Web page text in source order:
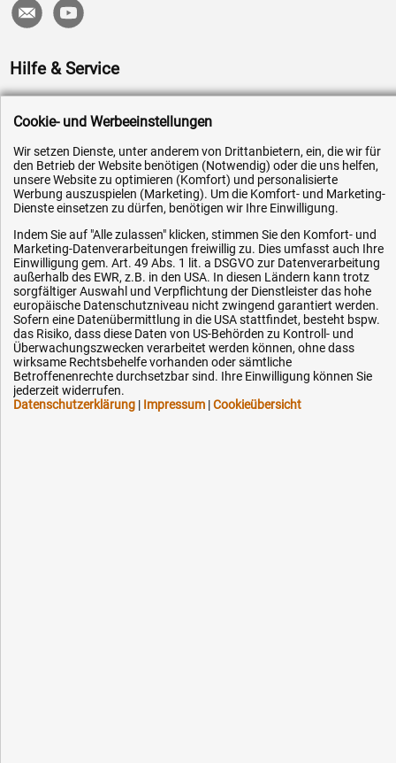
Hilfe & Service
Zahlungsarten
Service
AGB / Widerrufsrecht
Datenschutz
Impressum
Karriere
OEM-Ersatzteile
Technik-Hilfe
Downloads
Kontakt
Ihre Hytec-Hydraulik Vorteile
Cookie- und Werbeeinstellungen
Wir setzen Dienste, unter anderem von Drittanbietern, ein, die wir für
den Betrieb der Website benötigen (Notwendig) oder die uns helfen,
unsere Website zu optimieren (Komfort) und personalisierte
Werbung auszuspielen (Marketing). Um die Komfort- und Marketing-
Dienste einsetzen zu dürfen, benötigen wir Ihre Einwilligung.
Indem Sie auf "Alle zulassen" klicken, stimmen Sie den Komfort- und
Marketing-Datenverarbeitungen freiwillig zu. Dies umfasst auch Ihre
Einwilligung gem. Art. 49 Abs. 1 lit. a DSGVO zur Datenverarbeitung
außerhalb des EWR, z.B. in den USA. In diesen Ländern kann trotz
sorgfältiger Auswahl und Verpflichtung der Dienstleister das hohe
europäische Datenschutzniveau nicht zwingend garantiert werden.
Sofern eine Datenübermittlung in die USA stattfindet, besteht bspw.
das Risiko, dass diese Daten von US-Behörden zu Kontroll- und
Überwachungszwecken verarbeitet werden können, ohne dass
wirksame Rechtsbehelfe vorhanden oder sämtliche
Betroffenenrechte durchsetzbar sind. Ihre Einwilligung können Sie
jederzeit widerrufen.
Datenschutzerklärung | Impressum |Cookieübersicht